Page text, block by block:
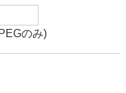
のみ)